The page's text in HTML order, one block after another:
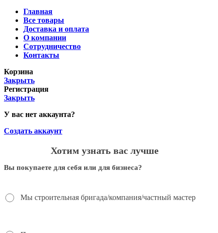
Главная
Все товары
Доставка и оплата
О компании
Сотрудничество
Контакты
Корзина
Закрыть
Регистрация
Закрыть
У вас нет аккаунта?
Создать аккаунт
Хотим узнать вас лучше
Вы покупаете для себя или для бизнеса?
Мы строительная бригада/компания/частный мастер